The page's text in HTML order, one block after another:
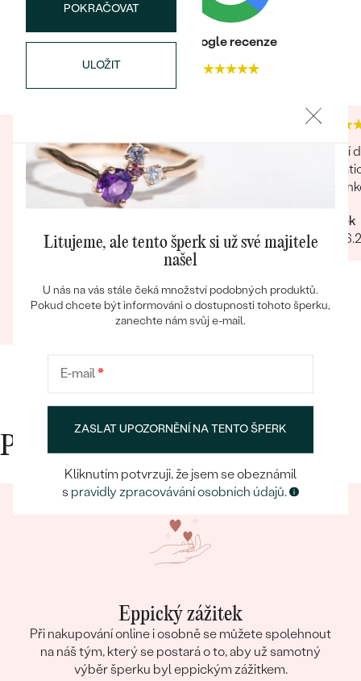
Bestsellery
OBJEVIT
POKRAČOVAT
ULOŽIT
Heureka recenze
4.9
Google recenze
4.7
Nevyhodu asi nenajdu. byl jsem spokojený, není
co dodat, objednal jsem přes net, do pár dnů
byl balík u mě, fakt hezky zabalené, náušnice
udelaly radost pod stromečkem. můžu jen
Rychlost Hezky zabalene Dárečky Náušnice
co jsem koupil pro holky, úplně super, děkuju
Zobrazit celou recenzi
Zboží
Radek
Proč nakupovat v Eppi
Eppický zážitek
Při nakupování online i osobně se můžete spolehnout
na náš tým, který se postará o to, aby už samotný
výběr šperku byl eppickým zážitkem.
Litujeme, ale tento šperk si už své majitele
našel
U nás na vás stále čeká množství podobných produktů.
Pokud chcete být informováni o dostupnosti tohoto šperku,
zanechte nám svůj e-mail.
E-mail*
ZASLAT UPOZORNĚNÍ NA TENTO ŠPERK
Kliknutím potvrzuji, že jsem se obeznámil
s pravidly zpracovávání osobních údajů.